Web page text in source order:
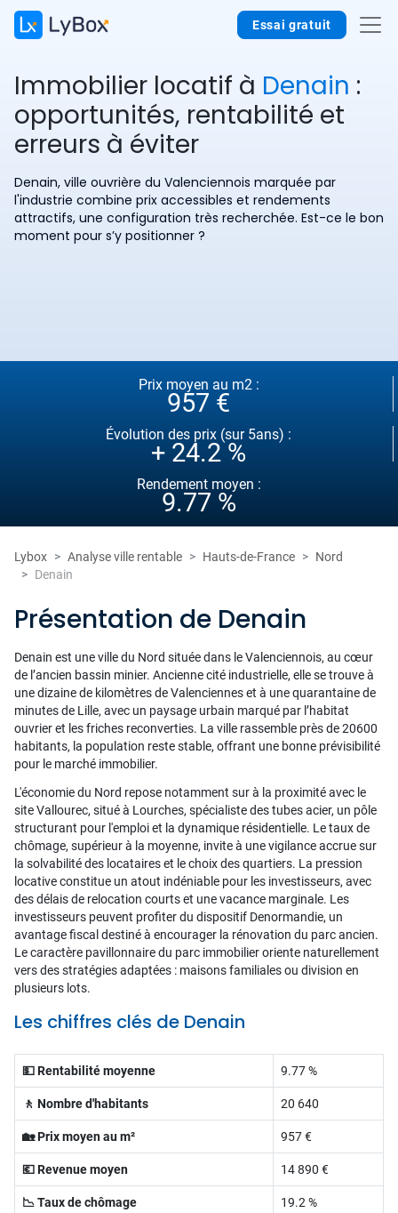
Essai gratuit
Immobilier locatif à Denain :
opportunités, rentabilité et
erreurs à éviter
Denain, ville ouvrière du Valenciennois marquée par
l'industrie combine prix accessibles et rendements
attractifs, une configuration très recherchée. Est-ce le bon
moment pour s’y positionner ?
Prix moyen au m2 :
957 €
Évolution des prix (sur 5ans) :
+ 24.2 %
Rendement moyen :
9.77 %
Lybox Analyse ville rentable Hauts-de-France
Nord
Denain
Présentation de Denain
Denain est une ville du Nord située dans le Valenciennois, au cœur
de l’ancien bassin minier. Ancienne cité industrielle, elle se trouve à
une dizaine de kilomètres de Valenciennes et à une quarantaine de
minutes de Lille, avec un paysage urbain marqué par l’habitat
ouvrier et les friches reconverties. La ville rassemble près de 20600
habitants, la population reste stable, offrant une bonne prévisibilité
pour le marché immobilier.
L'économie du Nord repose notamment sur à la proximité avec le
site Vallourec, situé à Lourches, spécialiste des tubes acier, un pôle
structurant pour l'emploi et la dynamique résidentielle. Le taux de
chômage, supérieur à la moyenne, invite à une vigilance accrue sur
la solvabilité des locataires et le choix des quartiers. La pression
locative constitue un atout indéniable pour les investisseurs, avec
des délais de relocation courts et une vacance marginale. Les
investisseurs peuvent profiter du dispositif Denormandie, un
avantage fiscal destiné à encourager la rénovation du parc ancien.
Le caractère pavillonnaire du parc immobilier oriente naturellement
vers des stratégies adaptées : maisons familiales ou division en
plusieurs lots.
Les chiffres clés de Denain
💵 Rentabilité moyenne 9.77 %
🚶 Nombre d'habitants 20 640
🏡 Prix moyen au m² 957 €
💶 Revenue moyen 14 890 €
📉 Taux de chômage 19.2 %